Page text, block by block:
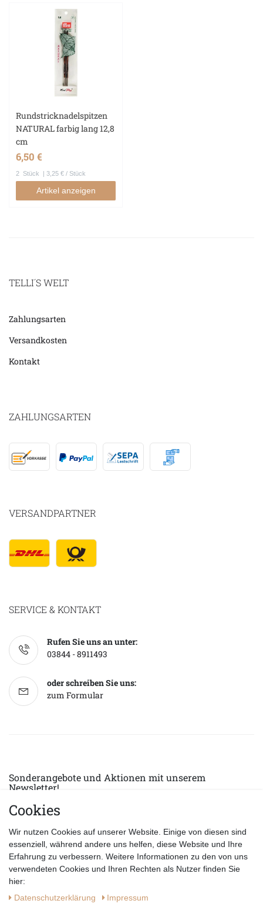
Rundstricknadelspitzen
NATURAL farbig lang 12,8
cm
6,50 €
2 Stück | 3,25 € / Stück
Artikel anzeigen
TELLI´S WELT
Zahlungsarten
Versandkosten
Kontakt
ZAHLUNGSARTEN
VERSANDPARTNER
SERVICE & KONTAKT
Rufen Sie uns an unter:
03844 - 8911493
oder schreiben Sie uns:
zum Formular
Sonderangebote und Aktionen mit unserem
Newsletter!
E-MAIL *
Datenschutzerklärung
Cookies
Wir nutzen Cookies auf unserer Website. Einige von diesen sind
essenziell, während andere uns helfen, diese Website und Ihre
Erfahrung zu verbessern. Weitere Informationen zu den von uns
verwendeten Cookies und Ihren Rechten als Nutzer finden Sie
hier:
Daten­schutz­erklärung
Impressum